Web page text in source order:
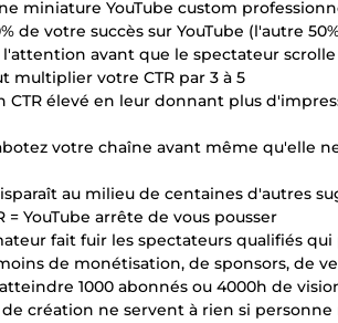
miniature YouTube custom
de votre succès sur YouTube (l'autre
l'attention avant que le spectateur scrolle
multiplier votre CTR par 3 à 5
CTR élevé en leur donnant plus
votre chaîne avant même qu'elle
au milieu de centaines d'autres
YouTube arrête de vous pousser
fait fuir les spectateurs qualifiés
de monétisation, de sponsors, de
1000 abonnés ou 4000h de
création ne servent à rien si personne